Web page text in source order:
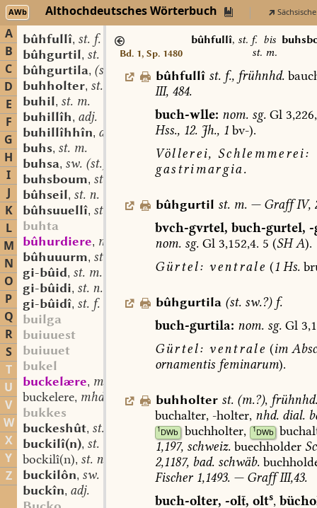
AWb Althochdeutsches Wörterbuch
A
B
C
D
E
F
G
H
I
J
K
L
M
N
O
P
Q
R
S
T
U
V
W
X
Y
Z
bûhfullî, st. f.
bûhgurtil, st. m.
bûhgurtila, (st. sw.?) f.
buhholter, st. (m.?)
buhil, st. m.
buhillîh, adj.
buhillîhhîn, adj.
buhs, st. m.
buhsa, sw. (st.) f.
buhsboum, st. m.
bûhseil, st. n.
bûhsuuellî, st. f.
buhta
bûhurdiere, mhd. st. f.
bûhuuurm, st. m.
gi-bûid, st. m. (auch n.?)
gi-bûidi, st. n.
gi-bûidî, st. f.
builga
buiuuest
buiuuet
bukel
buckelære, mhd. st. m.
buckelere, mhd. st. m.
bukkes
buckeshût, st. f.
buckilî(n), st. n.
bockilî(n), st. n.
buckilôn, sw. v.
buckîn, adj.
Bd. 1, Sp. 1480
bûhfullî, st. f. bis
st. m.
bûhfullî st. f., frühnhd.
III,484.
buch-wlle: nom.sg.Gl
Hss., 12.Jh.,1bv-).
Völlerei, Schlemmerei:
gastrimargia.
bûhgurtil st. m. —GraffIV,
bvch-gvrtel, buch-gurtel, -
nom.sg. Gl3,152,4. 5 (SHA).
Gürtel: ventrale (1 Hs.
bûhgurtila (st. sw.?) f.
buch-gurtila: nom.sg.Gl
Gürtel: ventrale (im
ornamentis feminarum).
buhholter st. (m.?),
buchalter,-holter, nhd. dial.
1DWb buchholter, 1DWb
1,197, schweiz.buechholder
2,1187,bad.schwäb.
Fischer1,1493.—GraffIII,43.
buch-olter, -ol, olts,